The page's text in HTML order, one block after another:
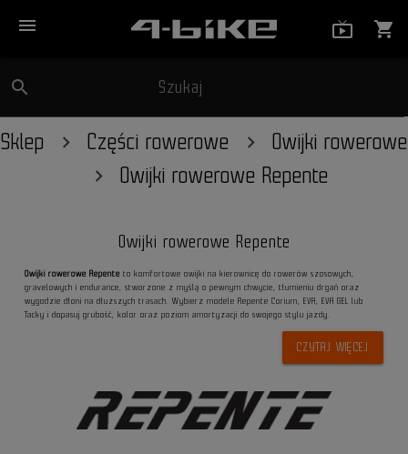
menu shopping_cart
search Szukaj
Sklep Części rowerowe
Owijki rowerowe
Owijki rowerowe Repente
Owijki rowerowe Repente
Owijki rowerowe Repenteto komfortowe owijki na kierownicę do rowerów szosowych,
gravelowych i endurance, stworzone z myślą o pewnym chwycie, tłumieniu drgań oraz
wygodzie dłoni na dłuższych trasach. Wybierz modele Repente Corium, EVA, EVA GEL lub
Tacky i dopasuj grubość, kolor oraz poziom amortyzacji do swojego stylu jazdy.
CZYTAJ WIĘCEJ